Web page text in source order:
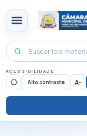
ACESSIBILIDADE
Alto contraste A-